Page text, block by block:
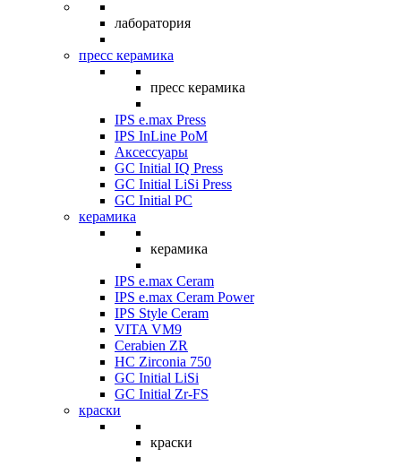
лаборатория
пресс керамика
пресс керамика
IPS e.max Press
IPS InLine PoM
Аксессуары
GC Initial IQ Press
GC Initial LiSi Press
GC Initial PC
керамика
керамика
IPS e.max Ceram
IPS e.max Ceram Power
IPS Style Ceram
VITA VM9
Cerabien ZR
HC Zirconia 750
GC Initial LiSi
GC Initial Zr-FS
краски
краски